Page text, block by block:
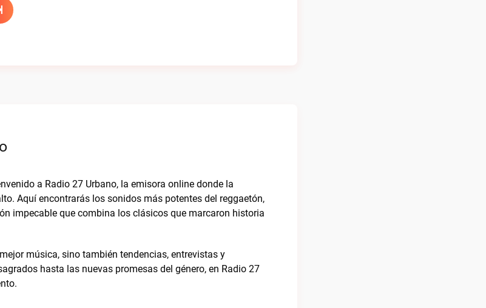
a Radio 27 Urbano, la emisora online donde la
Aquí encontrarás los sonidos más potentes del reggaetón,
impecable que combina los clásicos que marcaron historia
música, sino también tendencias, entrevistas y
hasta las nuevas promesas del género, en Radio 27